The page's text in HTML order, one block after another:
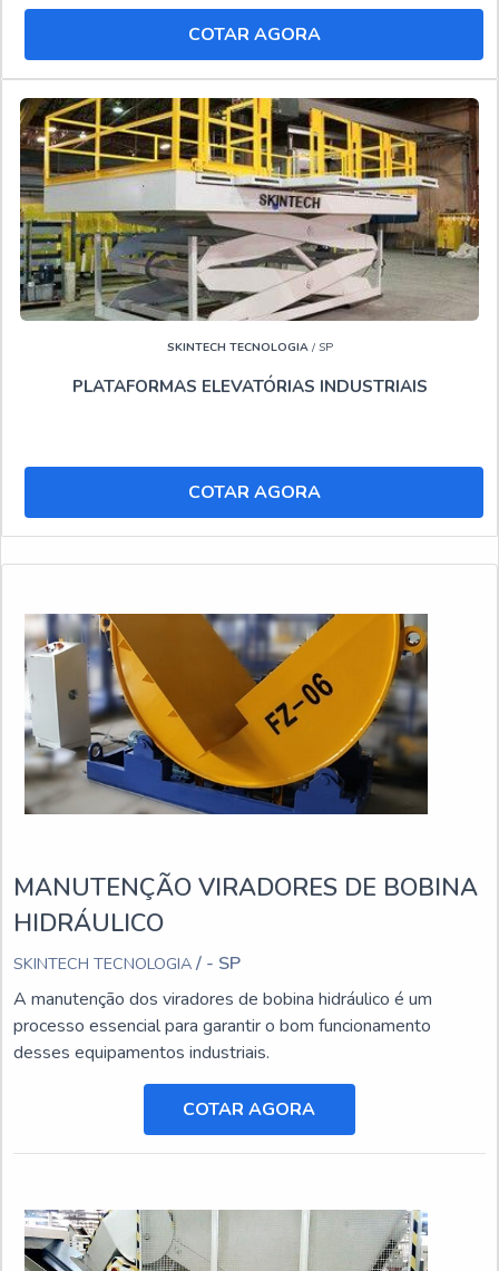
metros.
Por ser líder no mercado e precursora em tecnologia,
padrões possíveis por contar com material de ótima
qualidade e tecnologia de ponta o que, somado a um time
com profissionais especializados e atendimento
personalizado , comprova sua essência de trazer o melhor
para seus clientes.."
COTAR AGORA
SKINTECH TECNOLOGIA/ SP
PLATAFORMAS ELEVATÓRIAS INDUSTRIAIS
COTAR AGORA
MANUTENÇÃO VIRADORES DE BOBINA
HIDRÁULICO
SKINTECH TECNOLOGIA / - SP
A manutenção dos viradores de bobina hidráulico é um
processo essencial para garantir o bom funcionamento
desses equipamentos industriais.
COTAR AGORA